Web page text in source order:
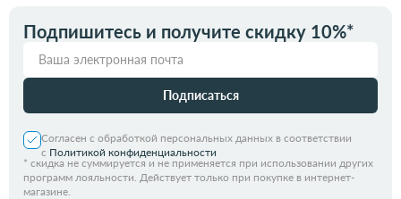
Подпишитесь и получите скидку 10%*
Подписаться
Согласен с обработкой персональных данных в соответствии
с Политикой конфиденциальности
* скидка не суммируется и не применяется при использовании других
программ лояльности. Действует только при покупке в интернет-
магазине.